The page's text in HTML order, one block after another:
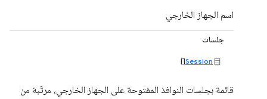
اسم الجهاز الخارجي
جلسات
Session
[]
قائمة بجلسات النوافذ المفتوحة على الجهاز الخارجي، مرتّبة من